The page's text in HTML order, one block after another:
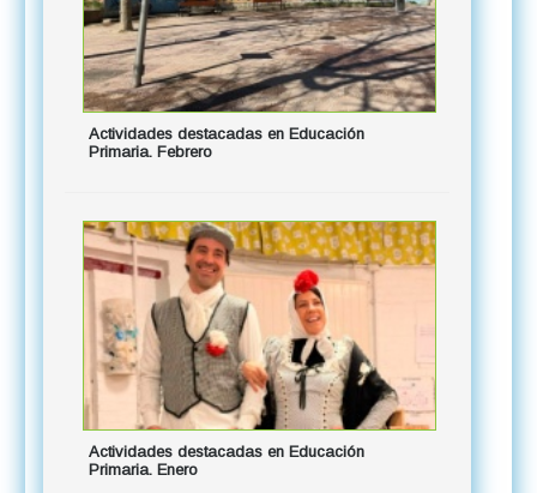
Actividades destacadas en Educación
Primaria. Febrero
Actividades destacadas en Educación
Primaria. Enero